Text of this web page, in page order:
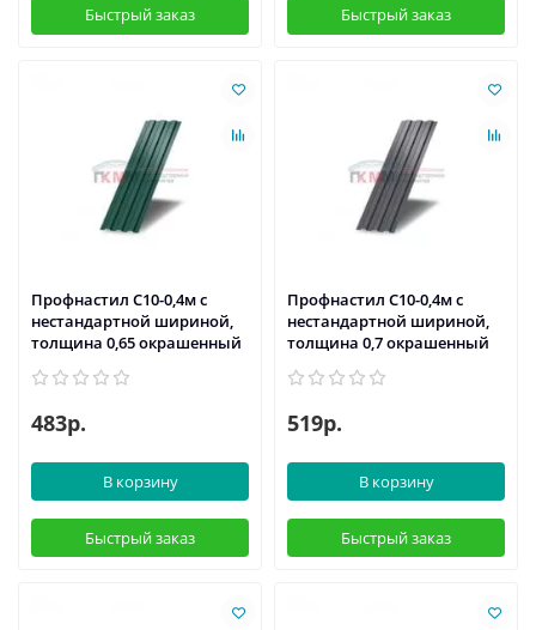
Быстрый заказ Быстрый заказ
Профнастил С10-0,4м с
нестандартной шириной,
толщина 0,65 окрашенный
483р.
В корзину
Быстрый заказ
Профнастил С10-0,4м с
нестандартной шириной,
толщина 0,7 окрашенный
519р.
В корзину
Быстрый заказ